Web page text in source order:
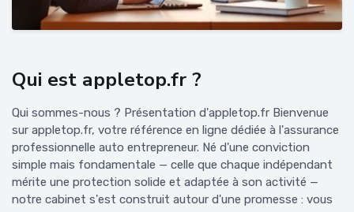
Qui est appletop.fr ?
Qui sommes-nous ? Présentation d'appletop.fr Bienvenue
sur appletop.fr, votre référence en ligne dédiée à l'assurance
professionnelle auto entrepreneur. Né d'une conviction
simple mais fondamentale — celle que chaque indépendant
mérite une protection solide et adaptée à son activité —
notre cabinet s'est construit autour d'une promesse : vous